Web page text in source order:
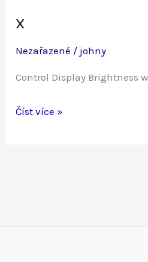
x
Nezařazené / johny
Control Display Brightness
x
Číst více »